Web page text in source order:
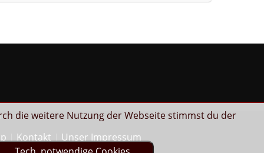
die weitere Nutzung der Webseite stimmst du der
Kontakt Unser Impressum